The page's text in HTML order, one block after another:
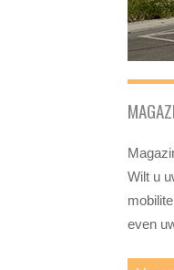
Wilt u
even